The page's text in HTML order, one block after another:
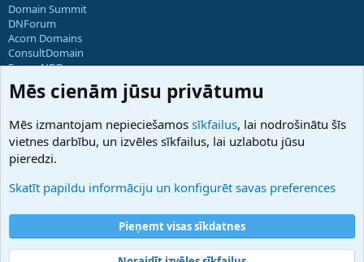
Domain Summit
DNForum
Acorn Domains
ConsultDomain
ForumNDD
Domainforum.ro
27.be
Hostmaria
Atbalsts
Palīdzība
Noteikumi un nosacījumi
Privātuma politika
Mēs cienām jūsu privātumu
Mēs izmantojam nepieciešamos sīkfailus, lai nodrošinātu šīs
vietnes darbību, un izvēles sīkfailus, lai uzlabotu jūsu
pieredzi.
Skatīt papildu informāciju un konfigurēt savas preferences
Pieņemt visas sīkdatnes